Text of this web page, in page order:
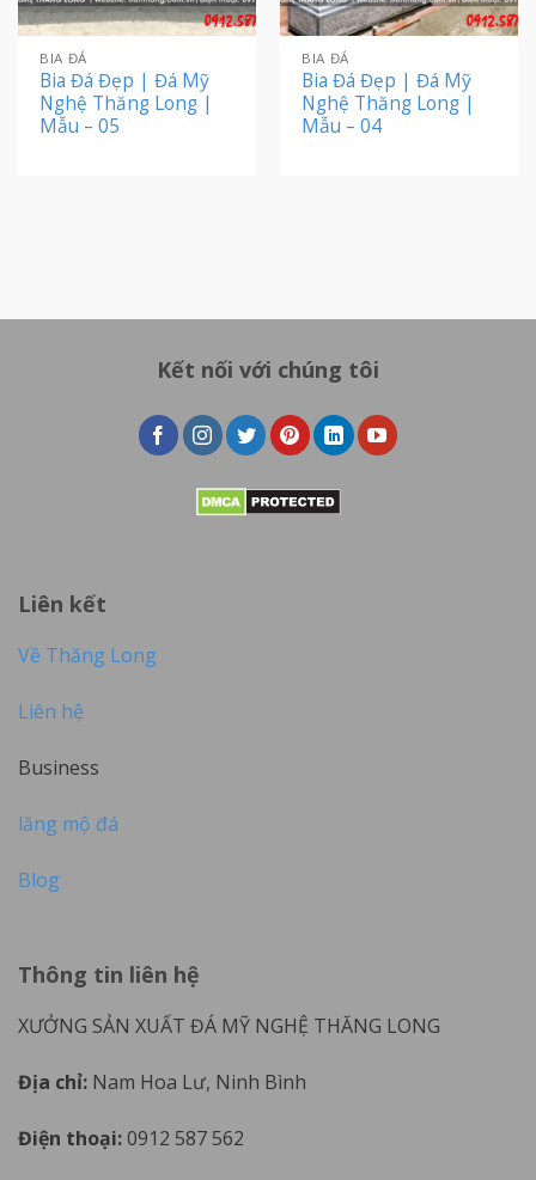
BIA ĐÁ
Bia Đá Đẹp | Đá Mỹ
Nghệ Thăng Long |
Mẫu – 05
BIA ĐÁ
Bia Đá Đẹp | Đá Mỹ
Nghệ Thăng Long |
Mẫu – 04
Kết nối với chúng tôi
Liên kết
Về Thăng Long
Liên hệ
Business
lăng mộ đá
Blog
Thông tin liên hệ
XƯỞNG SẢN XUẤT ĐÁ MỸ NGHỆ THĂNG LONG
Địa chỉ: Nam Hoa Lư, Ninh Bình
Điện thoại:0912 587 562